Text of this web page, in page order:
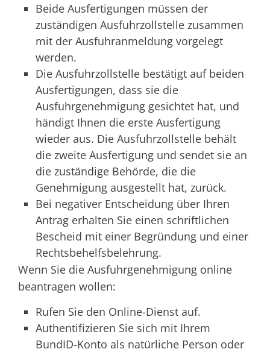
Beide Ausfertigungen müssen der
zuständigen Ausfuhrzollstelle zusammen
mit der Ausfuhranmeldung vorgelegt
werden.
Die Ausfuhrzollstelle bestätigt auf beiden
Ausfertigungen, dass sie die
Ausfuhrgenehmigung gesichtet hat, und
händigt Ihnen die erste Ausfertigung
wieder aus. Die Ausfuhrzollstelle behält
die zweite Ausfertigung und sendet sie an
die zuständige Behörde, die die
Genehmigung ausgestellt hat, zurück.
Bei negativer Entscheidung über Ihren
Antrag erhalten Sie einen schriftlichen
Bescheid mit einer Begründung und einer
Rechtsbehelfsbelehrung.
Wenn Sie die Ausfuhrgenehmigung online
beantragen wollen:
Rufen Sie den Online-Dienst auf.
Authentifizieren Sie sich mit Ihrem
BundID-Konto als natürliche Person oder